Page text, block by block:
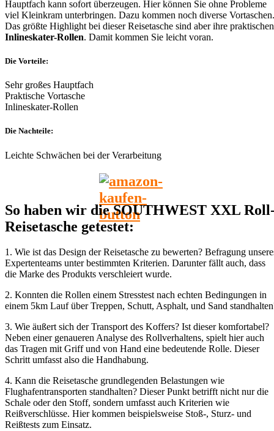
Hauptfach kann sofort überzeugen. Hier können Sie ohne Probleme
viel Kleinkram unterbringen. Dazu kommen noch diverse Vortaschen.
Das größte Highlight bei dieser Reisetasche sind aber ihre praktischen
Inlineskater-Rollen. Damit kommen Sie leicht voran.
Die Vorteile:
Sehr großes Hauptfach
Praktische Vortasche
Inlineskater-Rollen
Die Nachteile:
Leichte Schwächen bei der Verarbeitung
So haben wir die SOUTHWEST XXL
Reisetasche getestet:
1. Wie ist das Design der Reisetasche zu bewerten? Befragung
Expertenteams unter bestimmten Kriterien. Darunter fällt auch, dass
die Marke des Produkts verschleiert wurde.
2. Konnten die Rollen einem Stresstest nach echten Bedingungen in
einem 5km Lauf über Treppen, Schutt, Asphalt, und Sand
3. Wie äußert sich der Transport des Koffers? Ist dieser komfortabel?
Neben einer genaueren Analyse des Rollverhaltens, spielt hier auch
das Tragen mit Griff und von Hand eine bedeutende Rolle. Dieser
Schritt umfasst also die Handhabung.
4. Kann die Reisetasche grundlegenden Belastungen wie
Flughafentransporten standhalten? Dieser Punkt betrifft nicht nur die
Schale oder den Stoff, sondern umfasst auch Kriterien wie
Reißverschlüsse. Hier kommen beispielsweise Stoß-, Sturz- und
Reißtests zum Einsatz.